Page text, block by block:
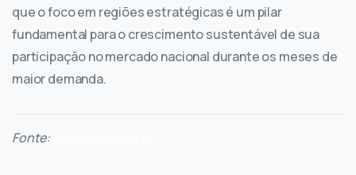
que o foco em regiões estratégicas é um pilar
fundamental para o crescimento sustentável de sua
participação no mercado nacional durante os meses de
maior demanda.
Fonte: